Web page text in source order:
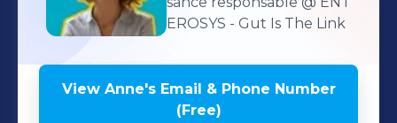
EROSYS - Gut Is The Link
View Anne'sEmail & Phone Number
(Free)